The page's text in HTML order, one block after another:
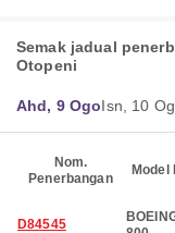
Semak jadual
Otopeni
Ahd, 9 OgoIsn, 10
Nom.
Penerbangan
Model
D84545